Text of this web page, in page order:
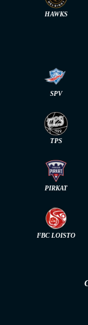
HAWKS
SPV
TPS
PIRKAT
FBC LOISTO